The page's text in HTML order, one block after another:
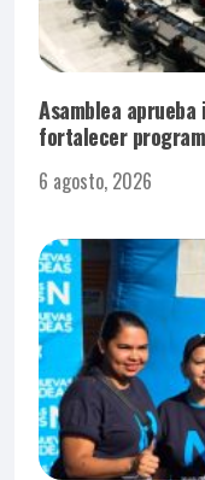
Asamblea
fortalecer
6 agosto, 2026